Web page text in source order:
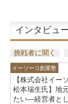
インタビュ
挑戦者に聞く
イーソーコ創業塾
【株式会社イー
松本瑞生氏】地
たい—経営者と